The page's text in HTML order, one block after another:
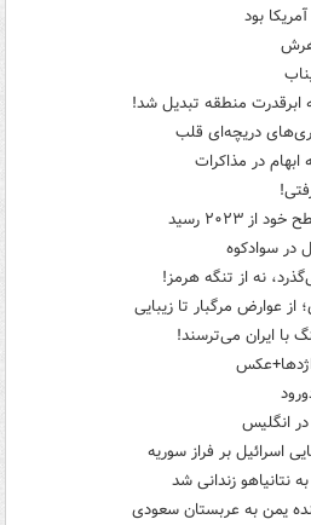
بود
به ابرقدرت منطقه تبدیل شد!
دریچه‌ای قلب
در مذاکرات
۲۰۲۳ رسید
در سوادکوه
نه از تنگه هرمز!
از عوارض مرگبار تا زیبایی
با ایران می‌ترسند!
انگلیس
اسرائیل بر فراز سوریه
زندانی شد
یمن به عربستان سعودی